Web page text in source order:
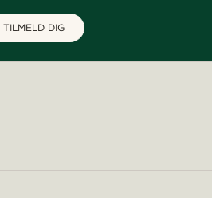
TILMELD DIG